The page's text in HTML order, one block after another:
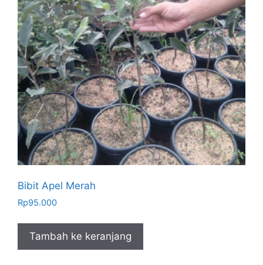
Bibit Apel Merah
Rp95.000
Tambah ke keranjang